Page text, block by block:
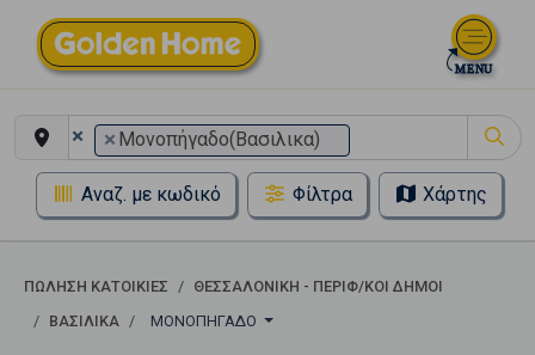
× × Μονοπήγαδο(Βασιλικα)
Αναζ. με κωδικό Φίλτρα Χάρτης
ΠΏΛΗΣΗ ΚΑΤΟΙΚΊΕΣ
ΘΕΣΣΑΛΟΝΙΚΗ - ΠΕΡΙΦ/ΚΟΙ ΔΗΜΟΙ
ΒΑΣΙΛΙΚΑ
ΜΟΝΟΠΉΓΑΔΟ